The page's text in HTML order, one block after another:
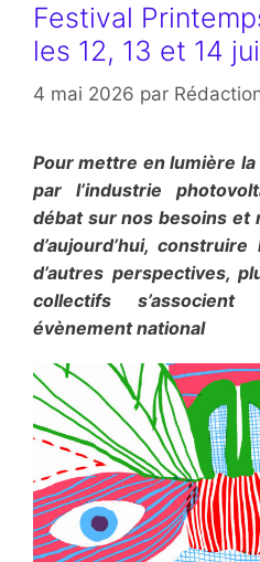
Festival
les 12, 13 et 14
4 mai 2026 par
Pour mettre en lumière
par l’industrie
débat sur nos besoins et
d’aujourd’hui,
d’autres perspectives,
collectifs
évènement national